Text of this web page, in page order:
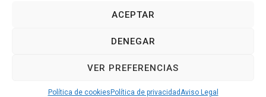
ACEPTAR
DENEGAR
VER PREFERENCIAS
Política de cookies Política de privacidadAviso Legal
Aviso Legal Política de privacidad
Política de cookies (UE)